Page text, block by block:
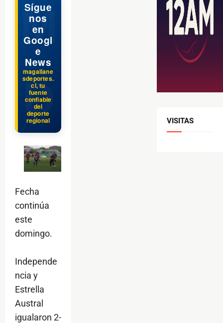
Sígue
nos
en
Googl
e
News
magallane
sdeportes.
cl, tu
fuente
confiable
del
deporte
regional
Fecha
continúa
este
domingo.
Independe
ncia y
Estrella
Austral
igualaron 2-
VISITAS